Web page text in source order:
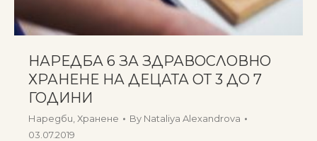
НАРЕДБА 6 ЗА ЗДРАВОСЛОВНО
ХРАНЕНЕ НА ДЕЦАТА ОТ 3 ДО 7
ГОДИНИ
Наредби Хранене By Nataliya Alexandrova
03.07.2019